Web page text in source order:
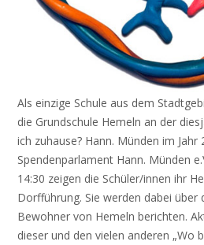
Als einzige Schule aus dem
die Grundschule Hemeln an der
ich zuhause? Hann. Münden im Jahr
Spendenparlament Hann. Münden
14:30 zeigen die Schüler/innen ihr
Dorfführung. Sie werden dabei über
Bewohner von Hemeln berichten.
dieser und den vielen anderen „Wo